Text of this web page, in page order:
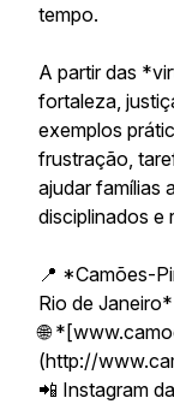
tempo.
A partir das
fortaleza,
exemplos
frustração,
ajudar famílias
disciplinados e
📍 *Camões-
Rio de Janeiro*
🌐
(http://
📲 Instagram